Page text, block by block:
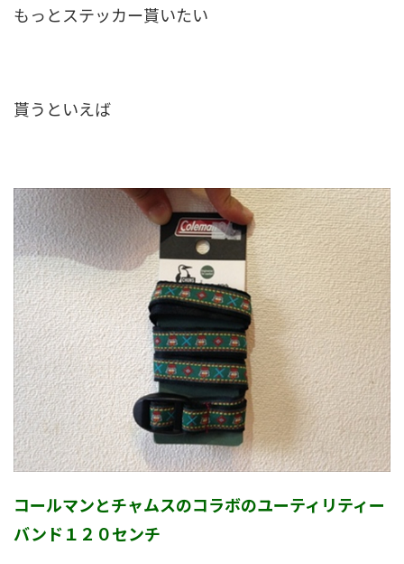
もっとステッカー貰いたい
貰うといえば
コールマンとチャムスのコラボのユーティリティー
バンド１２０センチ